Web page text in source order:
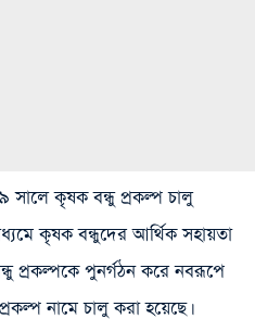
সালে কৃষক বন্ধু প্রকল্প চালু
কৃষক বন্ধুদের আর্থিক সহায়তা
প্রকল্পকে পুনর্গঠন করে নবরূপে
নামে চালু করা হয়েছে।